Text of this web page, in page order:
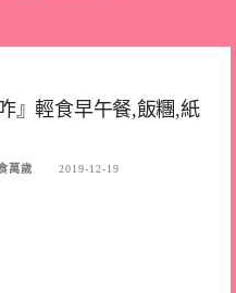
』輕食早午餐,飯糰,紙
萬歲 2019-12-19